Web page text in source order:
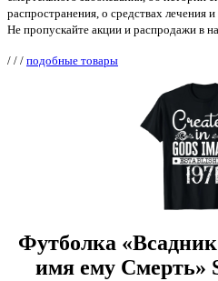
распространения, о средствах лечения и
Не пропускайте акции и распродажи в
/ / / подобные товары
Футболка
имя ему Смерть»